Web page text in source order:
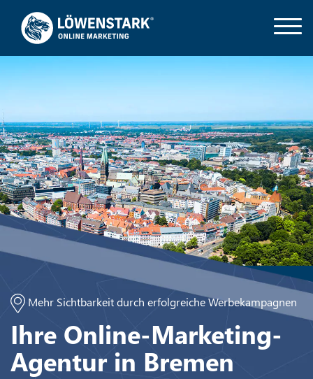
Mehr Sichtbarkeit durch erfolgreiche Werbekampagnen
Ihre Online-Marketing-
Agentur in Bremen